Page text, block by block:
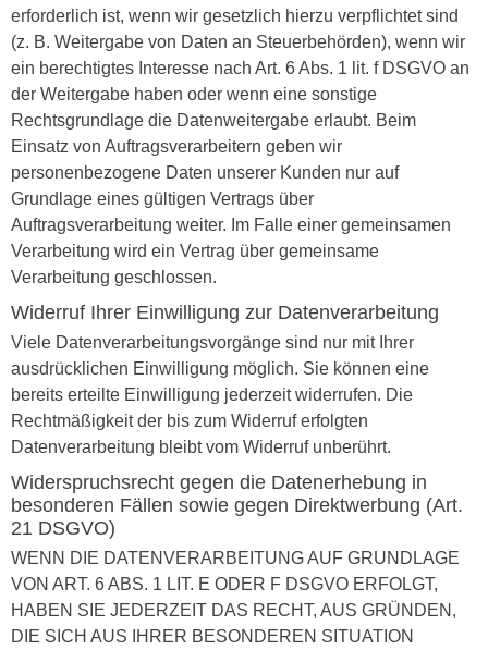
erforderlich ist, wenn wir gesetzlich hierzu verpflichtet sind
(z. B. Weitergabe von Daten an Steuerbehörden), wenn wir
ein berechtigtes Interesse nach Art. 6 Abs. 1 lit. f DSGVO an
der Weitergabe haben oder wenn eine sonstige
Rechtsgrundlage die Datenweitergabe erlaubt. Beim
Einsatz von Auftragsverarbeitern geben wir
personenbezogene Daten unserer Kunden nur auf
Grundlage eines gültigen Vertrags über
Auftragsverarbeitung weiter. Im Falle einer gemeinsamen
Verarbeitung wird ein Vertrag über gemeinsame
Verarbeitung geschlossen.
Widerruf Ihrer Einwilligung zur Datenverarbeitung
Viele Datenverarbeitungsvorgänge sind nur mit Ihrer
ausdrücklichen Einwilligung möglich. Sie können eine
bereits erteilte Einwilligung jederzeit widerrufen. Die
Rechtmäßigkeit der bis zum Widerruf erfolgten
Datenverarbeitung bleibt vom Widerruf unberührt.
Widerspruchsrecht gegen die Datenerhebung in
besonderen Fällen sowie gegen Direktwerbung (Art.
21 DSGVO)
WENN DIE DATENVERARBEITUNG AUF GRUNDLAGE
VON ART. 6 ABS. 1 LIT. E ODER F DSGVO ERFOLGT,
HABEN SIE JEDERZEIT DAS RECHT, AUS GRÜNDEN,
DIE SICH AUS IHRER BESONDEREN SITUATION